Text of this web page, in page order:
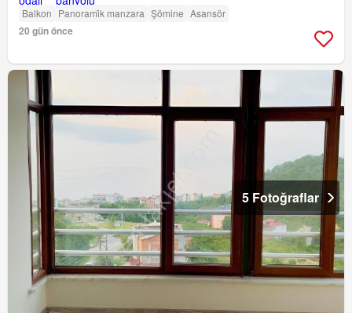
Balkon Panorami̇k manzara Şömine Asansör
20 gün önce
5 Fotoğraflar